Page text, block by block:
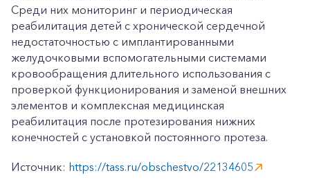
Среди них мониторинг и периодическая
реабилитация детей с хронической сердечной
недостаточностью с имплантированными
желудочковыми вспомогательными системами
кровообращения длительного использования с
проверкой функционирования и заменой внешних
элементов и комплексная медицинская
реабилитация после протезирования нижних
конечностей с установкой постоянного протеза.
Источник: https://tass.ru/obschestvo/22134605